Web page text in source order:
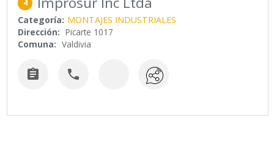
4
Categoría: MONTAJES INDUSTRIALES
Dirección: Picarte 1017
Comuna: Valdivia
 